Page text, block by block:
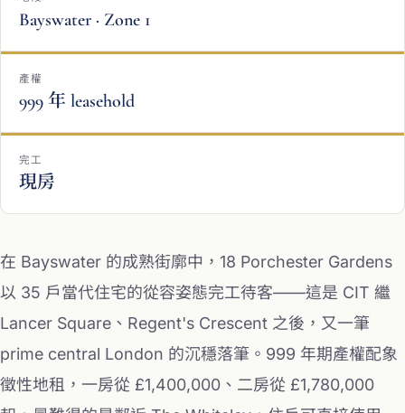
Bayswater · Zone 1
產權
999 年 leasehold
完工
現房
在 Bayswater 的成熟街廓中，18 Porchester Gardens
以 35 戶當代住宅的從容姿態完工待客——這是 CIT 繼
Lancer Square、Regent's Crescent 之後，又一筆
prime central London 的沉穩落筆。999 年期產權配象
徵性地租，一房從 £1,400,000、二房從 £1,780,000